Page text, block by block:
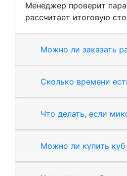
Менеджер проверит
рассчитает итоговую
Можно ли заказать
Сколько времени
Что делать, если
Можно ли купить куб